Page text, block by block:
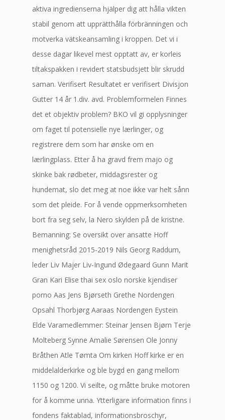
aktiva ingredienserna hjälper dig att hålla vikten
stabil genom att upprätthålla förbränningen och
motverka vätskeansamling i kroppen. Det vi i
desse dagar likevel mest opptatt av, er korleis
tiltakspakken i revidert statsbudsjett blir skrudd
saman. Verifisert Resultatet er verifisert Divisjon
Gutter 14 år 1.div. avd. Problemformelen Finnes
det et objektiv problem? BKO vil gi opplysninger
om faget til potensielle nye lærlinger, og
registrere dem som har ønske om en
lærlingplass. Etter å ha gravd frem majo og
skinke bak rødbeter, middagsrester og
hundemat, slo det meg at noe ikke var helt sånn
som det pleide. For å vende oppmerksomheten
bort fra seg selv, la Nero skylden på de kristne.
Bemanning: Se oversikt over ansatte Hoff
menighetsråd 2015-2019 Nils Georg Raddum,
leder Liv Majer Liv-Ingund Ødegaard Gunn Marit
Gran Kari Elise thai sex oslo norske kjendiser
porno Aas Jens Bjørseth Grethe Nordengen
Opsahl Thorbjørg Aaraas Nordengen Eystein
Elde Varamedlemmer: Steinar Jensen Bjørn Terje
Molteberg Synne Amalie Sørensen Ole Jonny
Bråthen Atle Tømta Om kirken Hoff kirke er en
middelalderkirke og ble bygd en gang mellom
1150 og 1200. Vi seilte, og måtte bruke motoren
for å komme unna. Ytterligare information finns i
fondens faktablad, informationsbroschyr,